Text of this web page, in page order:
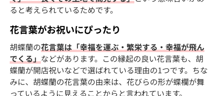
ると考えられているためです。
花言葉がお祝いにぴったり
胡蝶蘭の花言葉は「幸福を運ぶ・繁栄する・幸福が飛ん
でくる」などがあります。この縁起の良い花言葉も、胡
蝶蘭が開店祝いなどで選ばれている理由の1つです。ちな
みに、胡蝶蘭の花言葉の由来は、花びらの形が蝶欄が舞
っているように見えることからと言われています。